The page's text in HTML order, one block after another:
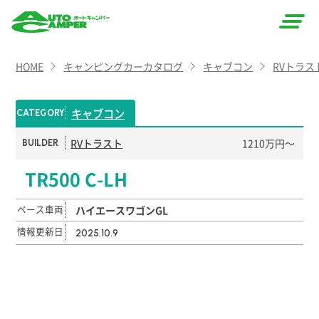
CAMPER
（オート
キャン
パー）
HOME キャンピングカーカタログ キャブコン RVトラス
CATEGORY キャブコン
BUILDER RVトラスト 1210万円〜
TR500 C-LH
ベース車両 ハイエースワゴンGL
情報更新日 2025.10.9